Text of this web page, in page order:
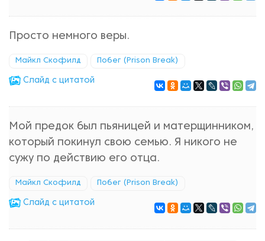
Просто немного веры.
Майкл Скофилд Побег (Prison Break)
Cлайд с цитатой
Мой предок был пьяницей и матерщинником,
который покинул свою семью. Я никого не
сужу по действию его отца.
Майкл Скофилд Побег (Prison Break)
Cлайд с цитатой